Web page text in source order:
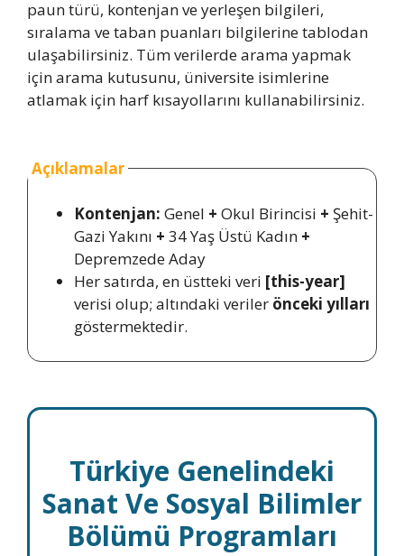
paun türü, kontenjan ve yerleşen bilgileri,
sıralama ve taban puanları bilgilerine tablodan
ulaşabilirsiniz. Tüm verilerde arama yapmak
için arama kutusunu, üniversite isimlerine
atlamak için harf kısayollarını kullanabilirsiniz.
Açıklamalar
Kontenjan: Genel + Okul Birincisi + Şehit-
Gazi Yakını + 34 Yaş Üstü Kadın +
Depremzede Aday
Her satırda, en üstteki veri [this-year]
verisi olup; altındaki veriler önceki yılları
göstermektedir.
Türkiye Genelindeki
Sanat Ve Sosyal Bilimler
Bölümü Programları